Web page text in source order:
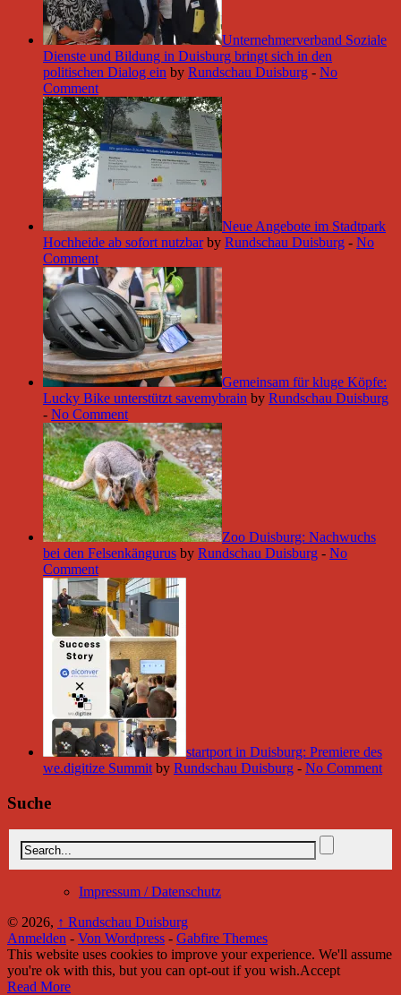
Unternehmerverband Soziale
Dienste und Bildung in Duisburg bringt sich in den
politischen Dialog ein by Rundschau Duisburg - No
Comment
Neue Angebote im Stadtpark
Hochheide ab sofort nutzbar by Rundschau Duisburg - No
Comment
Gemeinsam für kluge Köpfe:
Lucky Bike unterstützt savemybrain by Rundschau Duisburg
- No Comment
Zoo Duisburg: Nachwuchs
bei den Felsenkängurus by Rundschau Duisburg - No
Comment
startport in Duisburg: Premiere des
we.digitize Summit by Rundschau Duisburg - No Comment
Suche
Impressum / Datenschutz
© 2026, ↑ Rundschau Duisburg
Anmelden - Von Wordpress - Gabfire Themes
This website uses cookies to improve your experience. We'll assume
you're ok with this, but you can opt-out if you wish.Accept
Read More